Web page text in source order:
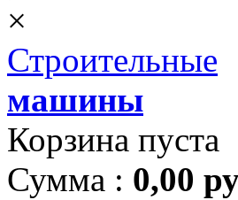
×
Строительные
машины
Корзина пуста
Сумма : 0,00